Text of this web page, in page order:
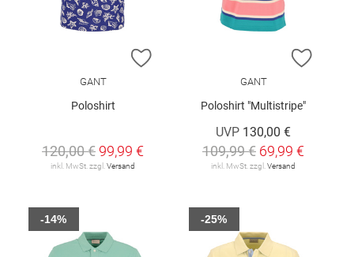
ZUR WUNSCHLISTE HINZUFÜGEN
GANT
Poloshirt
120,00 € 99,99 €
inkl. MwSt. zzgl. Versand
ZUR
GANT
Poloshirt "Multistripe"
UVP 130,00 €
109,99 € 69,99 €
inkl. MwSt. zzgl. Versand
-14% -25%